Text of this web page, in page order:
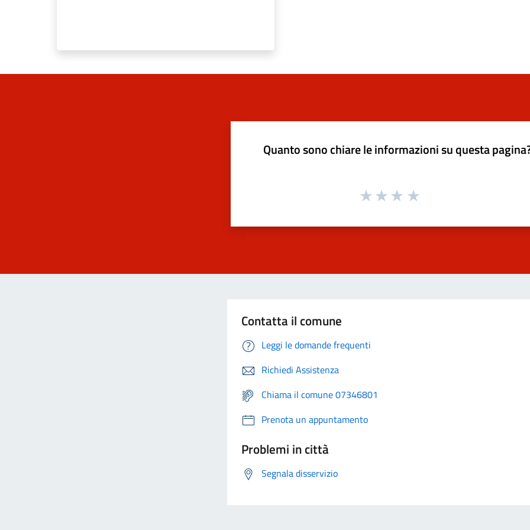
Quanto sono chiare le informazioni su questa
Contatta il comune
Leggi le domande frequenti
Richiedi Assistenza
Chiama il comune 07346801
Prenota un appuntamento
Problemi in città
Segnala disservizio